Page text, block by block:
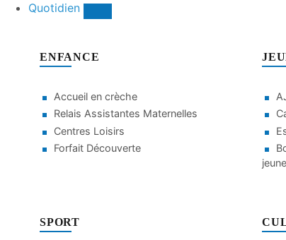
Quotidien
ENFANCE
Accueil en crèche
Relais Assistantes Maternelles
Centres Loisirs
Forfait Découverte
SPORT